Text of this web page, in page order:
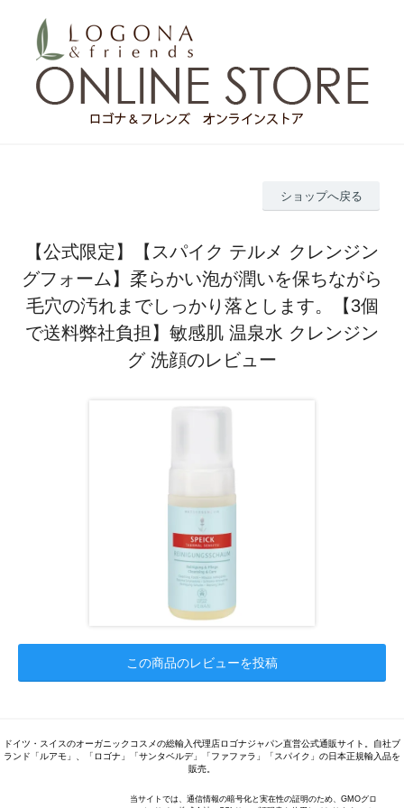
ショップへ戻る
【公式限定】【スパイク テルメ クレンジン
グフォーム】柔らかい泡が潤いを保ちながら
毛穴の汚れまでしっかり落とします。【3個
で送料弊社負担】敏感肌 温泉水 クレンジン
グ 洗顔のレビュー
この商品のレビューを投稿
ドイツ・スイスのオーガニックコスメの総輸入代理店ロゴナジャパン直営公式通販サイト。自社ブ
ランド「ルアモ」、「ロゴナ」「サンタベルデ」「ファファラ」「スパイク」の日本正規輸入品を
販売。
当サイトでは、通信情報の暗号化と実在性の証明のため、GMOグロ